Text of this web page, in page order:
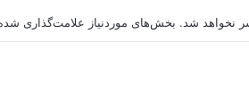
نخواهد شد. بخش‌های موردنیاز علامت‌گذاری